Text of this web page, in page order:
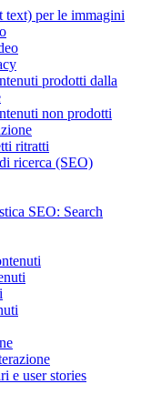
text) per le immagini
prodotti dalla
non prodotti
ritratti
ricerca (SEO)
SEO: Search
e user stories